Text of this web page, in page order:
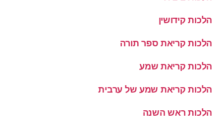
הלכות קידושין
הלכות קריאת ספר תורה
הלכות קריאת שמע
הלכות קריאת שמע של ערבית
הלכות ראש השנה